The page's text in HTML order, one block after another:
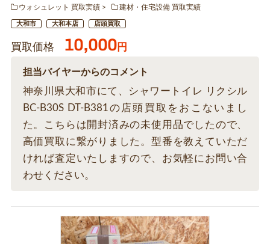
ウォシュレット 買取実績
建材・住宅設備 買取実績
大和市 大和本店 店頭買取
買取価格 10,000円
担当バイヤーからのコメント
神奈川県大和市にて、シャワートイレ リクシル
BC-B30S DT-B381の店頭買取をおこないまし
た。こちらは開封済みの未使用品でしたので、
高価買取に繋がりました。型番を教えていただ
ければ査定いたしますので、お気軽にお問い合
わせください。